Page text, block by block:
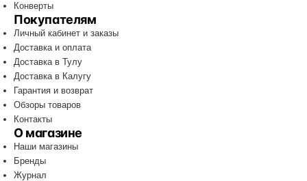
Конверты
Покупателям
Личный кабинет и заказы
Доставка и оплата
Доставка в Тулу
Доставка в Калугу
Гарантия и возврат
Обзоры товаров
Контакты
О магазине
Наши магазины
Бренды
Журнал